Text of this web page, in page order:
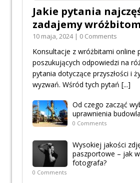
Jakie pytania
zadajemy
10 maja, 2024 | 0 Comments
Konsultacje z wróżbitami online
poszukujących odpowiedzi na
pytania dotyczące przyszłości i
wyzwań. Wśród tych pytań [...]
Od czego zacząć
uprawnienia
0 Comments
Wysokiej jakości
paszportowe – jak
fotografa?
0 Comments